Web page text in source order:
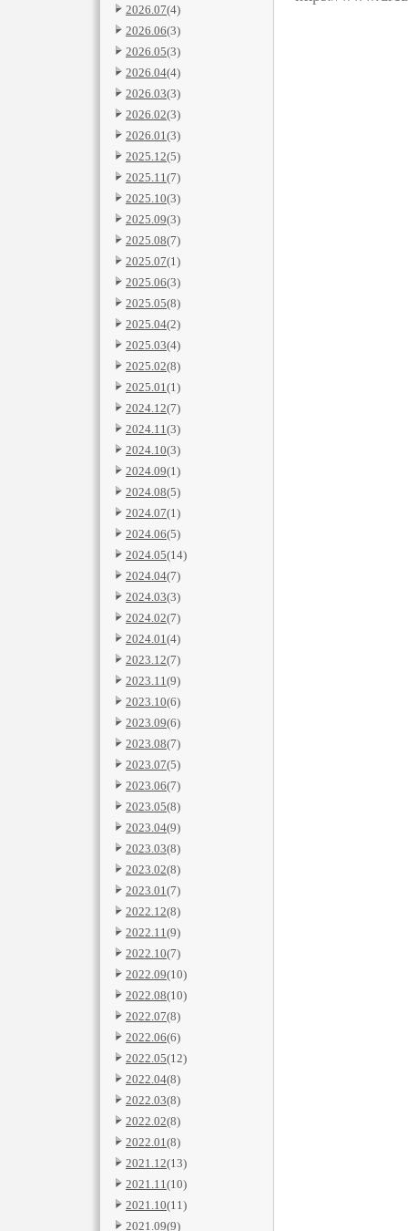
2026.07(4)
2026.06(3)
2026.05(3)
2026.04(4)
2026.03(3)
2026.02(3)
2026.01(3)
2025.12(5)
2025.11(7)
2025.10(3)
2025.09(3)
2025.08(7)
2025.07(1)
2025.06(3)
2025.05(8)
2025.04(2)
2025.03(4)
2025.02(8)
2025.01(1)
2024.12(7)
2024.11(3)
2024.10(3)
2024.09(1)
2024.08(5)
2024.07(1)
2024.06(5)
2024.05(14)
2024.04(7)
2024.03(3)
2024.02(7)
2024.01(4)
2023.12(7)
2023.11(9)
2023.10(6)
2023.09(6)
2023.08(7)
2023.07(5)
2023.06(7)
2023.05(8)
2023.04(9)
2023.03(8)
2023.02(8)
2023.01(7)
2022.12(8)
2022.11(9)
2022.10(7)
2022.09(10)
2022.08(10)
2022.07(8)
2022.06(6)
2022.05(12)
2022.04(8)
2022.03(8)
2022.02(8)
2022.01(8)
2021.12(13)
2021.11(10)
2021.10(11)
2021.09(9)